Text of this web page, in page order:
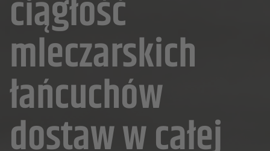
ciągłość
mleczarskich
łańcuchów
dostaw w całej